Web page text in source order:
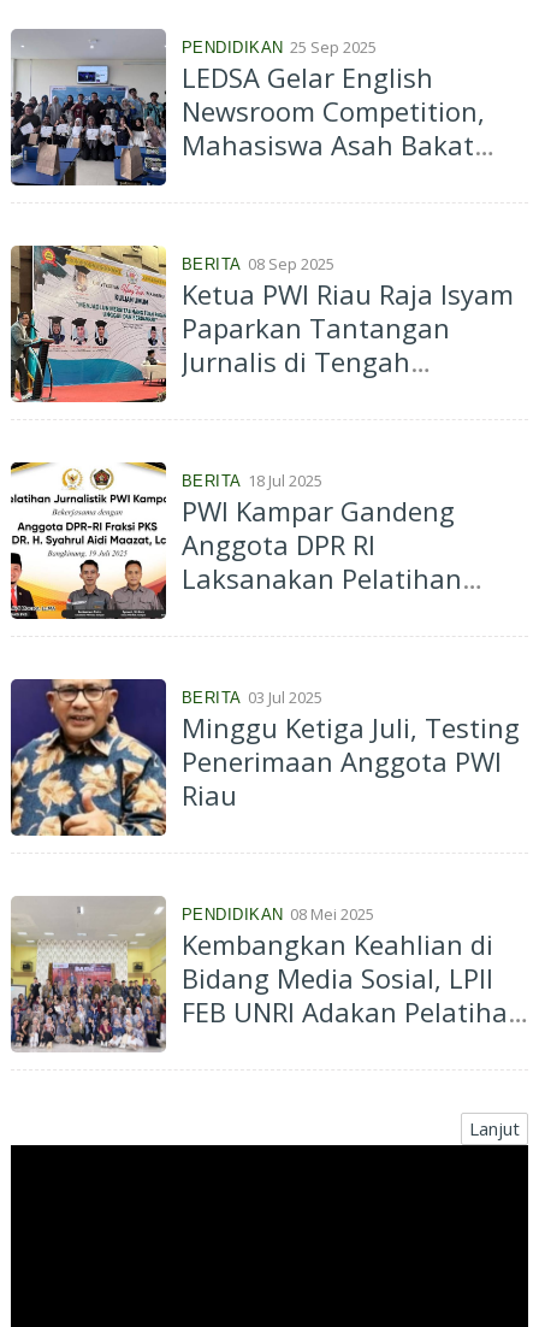
PENDIDIKAN 25 Sep 2025
LEDSA Gelar English
Newsroom Competition,
Mahasiswa Asah Bakat
Inggris
BERITA 08 Sep 2025
Ketua PWI Riau Raja Isyam
Paparkan Tantangan
Jurnalis di Tengah
BERITA 18 Jul 2025
PWI Kampar Gandeng
Anggota DPR RI
Laksanakan Pelatihan
BERITA 03 Jul 2025
Minggu Ketiga Juli, Testing
Penerimaan Anggota PWI
Riau
PENDIDIKAN 08 Mei 2025
Kembangkan Keahlian di
Bidang Media Sosial, LPII
FEB UNRI Adakan Pelatihan
dan Journalistic
Lanjut